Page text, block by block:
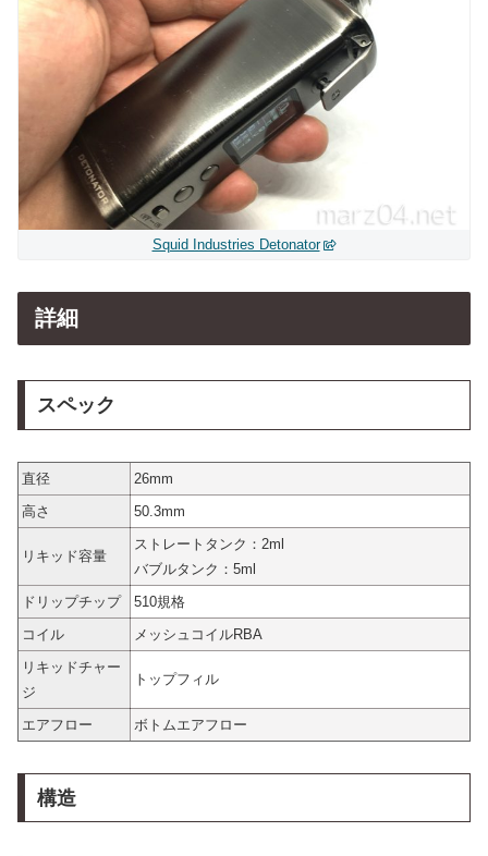
Squid Industries Detonator
詳細
スペック
直径
26mm
高さ
50.3mm
リキッド容量
ストレートタンク：2ml
バブルタンク：5ml
ドリップチップ
510規格
コイル
メッシュコイルRBA
リキッドチャー
ジ
トップフィル
エアフロー ボトムエアフロー
構造